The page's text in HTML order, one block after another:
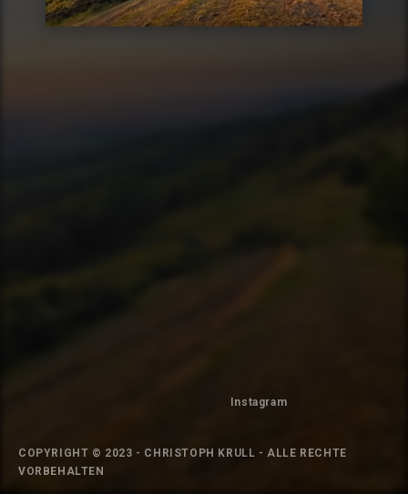
Instagram
COPYRIGHT © 2023 - CHRISTOPH KRULL - ALLE RECHTE
VORBEHALTEN